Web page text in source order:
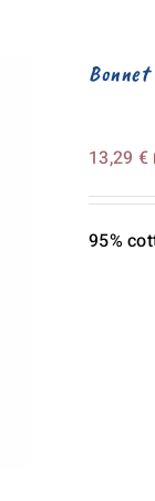
13,29 €
95%